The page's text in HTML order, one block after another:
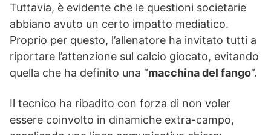
Tuttavia, è evidente che le questioni societarie
abbiano avuto un certo impatto mediatico.
Proprio per questo, l’allenatore ha invitato tutti a
riportare l’attenzione sul calcio giocato, evitando
quella che ha definito una “macchina del fango”.
Il tecnico ha ribadito con forza di non voler
essere coinvolto in dinamiche extra-campo,